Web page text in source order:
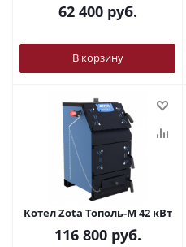
62 400руб.
В корзину
Котел Zota Тополь-М 42 кВт
116 800руб.